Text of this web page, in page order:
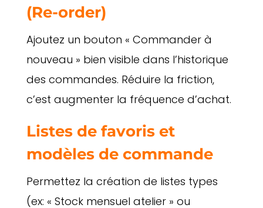
(Re-order)
Ajoutez un bouton « Commander à
nouveau » bien visible dans l’historique
des commandes. Réduire la friction,
c’est augmenter la fréquence d’achat.
Listes de favoris et
modèles de commande
Permettez la création de listes types
(ex: « Stock mensuel atelier » ou